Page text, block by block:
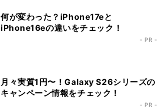
何が変わった？iPhone17eと
iPhone16eの違いをチェック！
- PR -
月々実質1円〜！Galaxy S26シリーズの
キャンペーン情報をチェック！
- PR -